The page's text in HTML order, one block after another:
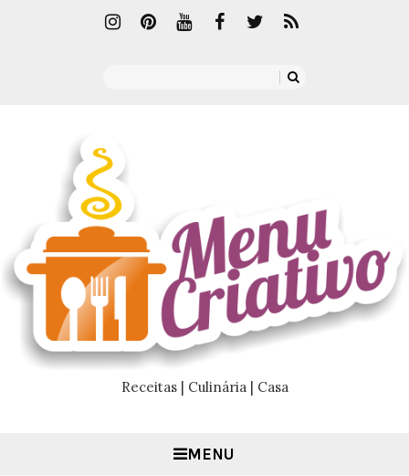
Receitas | Culinária | Casa
MENU